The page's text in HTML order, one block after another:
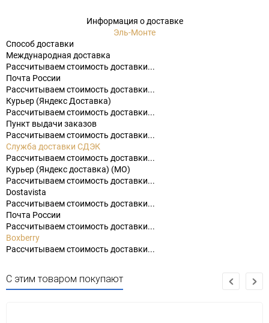
Информация о доставке
Эль-Монте
Способ доставки
Международная доставка
Рассчитываем стоимость доставки...
Почта России
Рассчитываем стоимость доставки...
Курьер (Яндекс Доставка)
Рассчитываем стоимость доставки...
Пункт выдачи заказов
Рассчитываем стоимость доставки...
Служба доставки СДЭК
Рассчитываем стоимость доставки...
Курьер (Яндекс доставка) (МО)
Рассчитываем стоимость доставки...
Dostavista
Рассчитываем стоимость доставки...
Почта России
Рассчитываем стоимость доставки...
Boxberry
Рассчитываем стоимость доставки...
С этим товаром покупают